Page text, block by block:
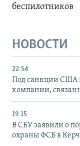
беспилотников
НОВОСТИ
22:54
Под санкции США
компании,
19:15
В СБУ заявили о
охраны ФСБ в